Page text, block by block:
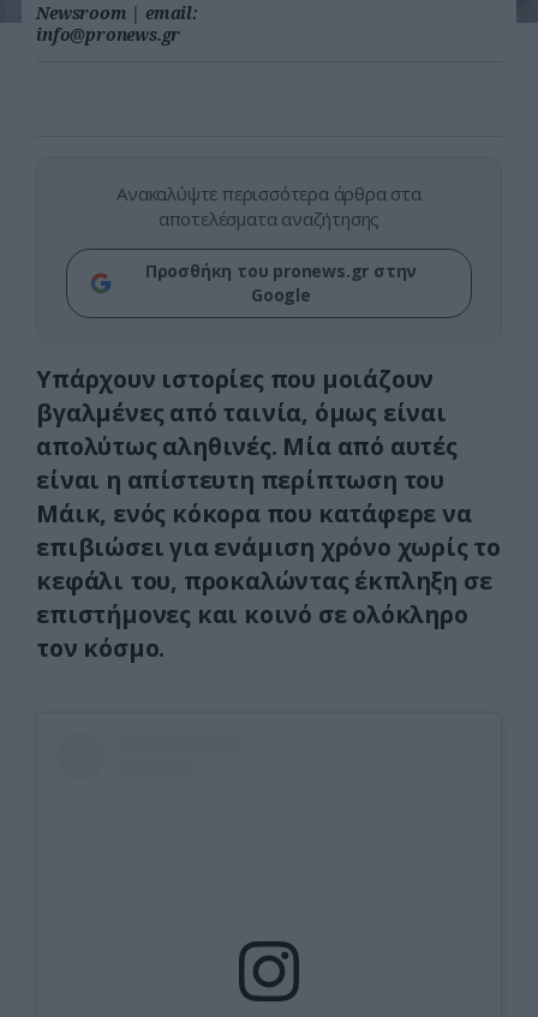
Newsroom | email:
info@pronews.gr
Ανακαλύψτε περισσότερα άρθρα στα
αποτελέσματα αναζήτησης
Προσθήκη του pronews.gr στην
Google
Υπάρχουν ιστορίες που μοιάζουν
βγαλμένες από ταινία, όμως είναι
απολύτως αληθινές. Μία από αυτές
είναι η απίστευτη περίπτωση του
Μάικ, ενός κόκορα που κατάφερε να
επιβιώσει για ενάμιση χρόνο χωρίς το
κεφάλι του, προκαλώντας έκπληξη σε
επιστήμονες και κοινό σε ολόκληρο
τον κόσμο.